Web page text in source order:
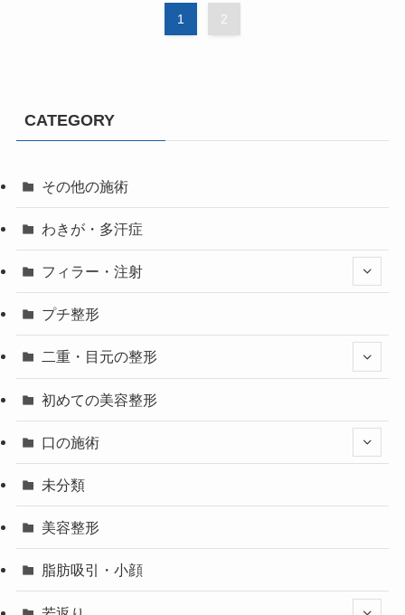
1 2
CATEGORY
その他の施術
わきが・多汗症
フィラー・注射
プチ整形
二重・目元の整形
初めての美容整形
口の施術
未分類
美容整形
脂肪吸引・小顔